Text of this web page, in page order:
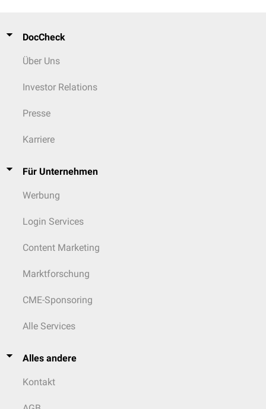
DocCheck
Über Uns
Investor Relations
Presse
Karriere
Für Unternehmen
Werbung
Login Services
Content Marketing
Marktforschung
CME-Sponsoring
Alle Services
Alles andere
Kontakt